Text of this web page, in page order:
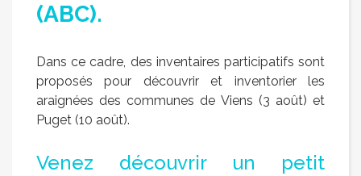
(ABC).
Dans ce cadre, des inventaires participatifs sont
proposés pour découvrir et inventorier les
araignées des communes de Viens (3 août) et
Puget (10 août).
Venez découvrir un petit